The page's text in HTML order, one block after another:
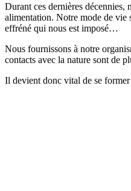
Durant ces dernières décennies,
alimentation. Notre mode de vie
effréné qui nous est imposé…
Nous fournissons à notre
contacts avec la nature sont de
Il devient donc vital de se